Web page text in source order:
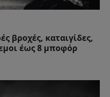
βροχές, καταιγίδες,
έως 8 μποφόρ